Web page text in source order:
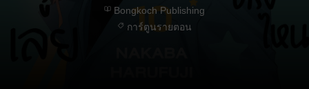
Bongkoch Publishing
การ์ตูนรายตอน